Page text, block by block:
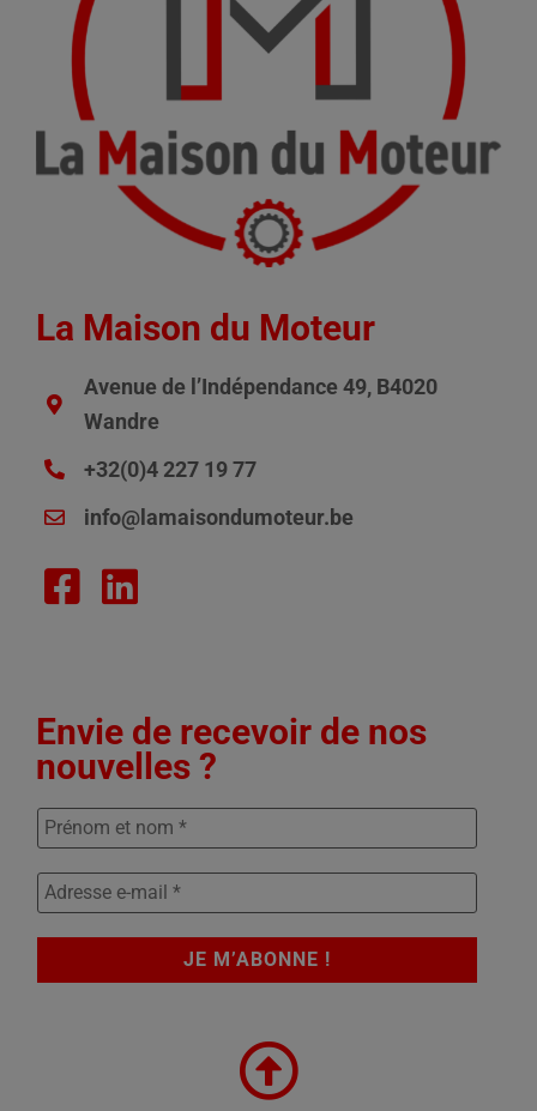
La Maison du Moteur
Avenue de l’Indépendance 49, B4020
Wandre
+32(0)4 227 19 77
info@lamaisondumoteur.be
Envie de recevoir de nos
nouvelles ?